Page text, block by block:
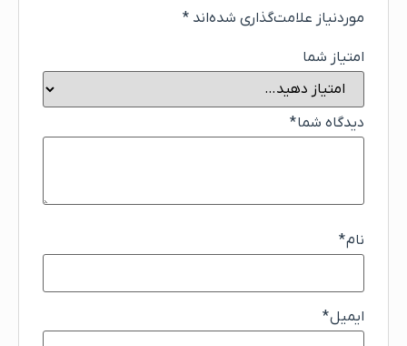
موردنیاز علامت‌گذاری شده‌اند *
امتیاز شما
دیدگاه شما*
نام*
ایمیل*